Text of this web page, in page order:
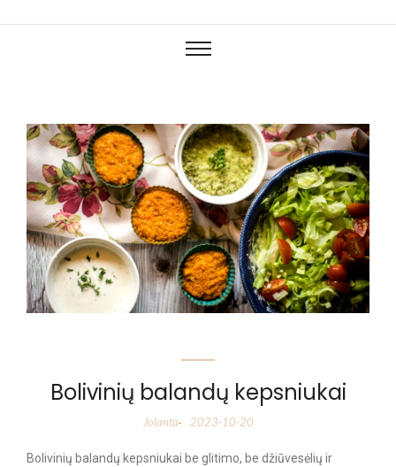
Bolivinių balandų kepsniukai
Jolanta- 2023-10-20
Bolivinių balandų kepsniukai be glitimo, be džiūvesėlių ir